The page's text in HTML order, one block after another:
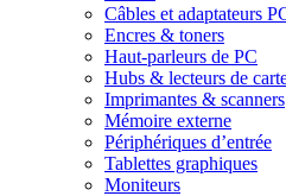
Câbles et adaptateurs
Encres & toners
Haut-parleurs de PC
Hubs & lecteurs de
Imprimantes & scanners
Mémoire externe
Périphériques d’entrée
Tablettes graphiques
Moniteurs